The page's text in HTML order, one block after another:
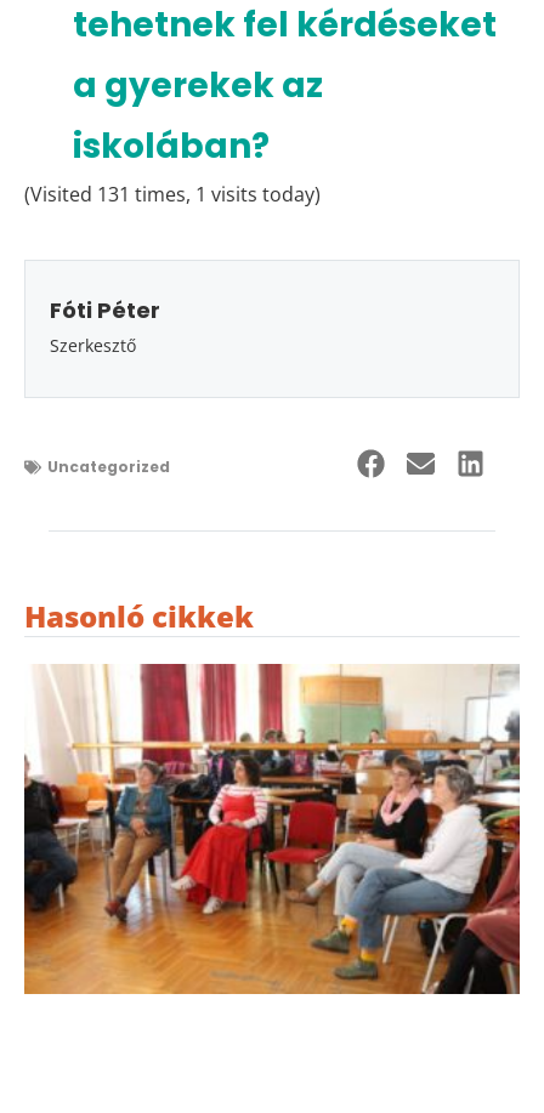
tehetnek fel kérdéseket
a gyerekek az
iskolában?
(Visited 131 times, 1 visits today)
Fóti Péter
Szerkesztő
Uncategorized
Hasonló cikkek